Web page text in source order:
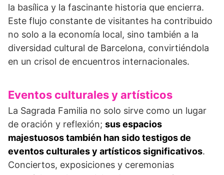
la basílica y la fascinante historia que encierra.
Este flujo constante de visitantes ha contribuido
no solo a la economía local, sino también a la
diversidad cultural de Barcelona, convirtiéndola
en un crisol de encuentros internacionales.
Eventos culturales y artísticos
La Sagrada Familia no solo sirve como un lugar
de oración y reflexión; sus espacios
majestuosos también han sido testigos de
eventos culturales y artísticos significativos.
Conciertos, exposiciones y ceremonias